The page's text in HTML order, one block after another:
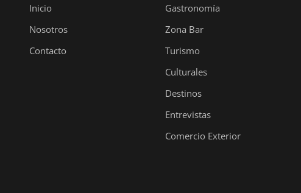
Inicio
Nosotros
Contacto
Gastronomía
Zona Bar
Turismo
Culturales
Destinos
Entrevistas
Comercio Exterior